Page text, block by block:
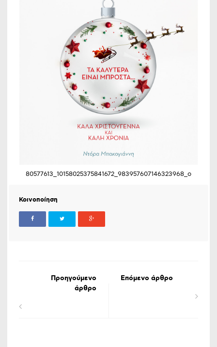
80577613_10158025375841672_983957607146323968_o
Κοινοποίηση
Προηγούμενο
άρθρο
Επόμενο άρθρο